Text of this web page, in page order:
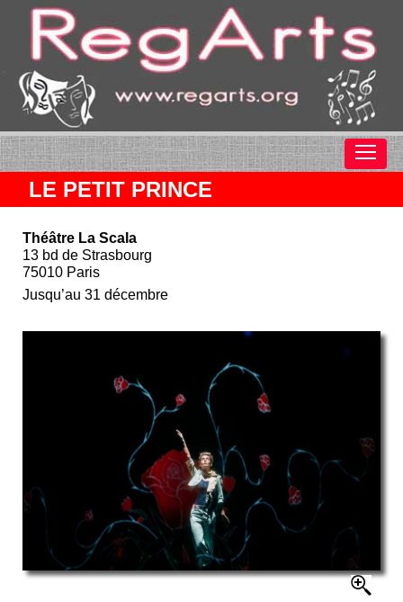
LE PETIT PRINCE
Théâtre La Scala
13 bd de Strasbourg
75010 Paris
Jusqu’au 31 décembre